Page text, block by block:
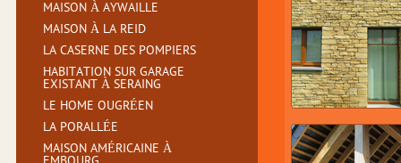
MAISON À AYWAILLE
MAISON À LA REID
LA CASERNE DES POMPIERS
HABITATION SUR GARAGE
EXISTANT À SERAING
LE HOME OUGRÉEN
LA PORALLÉE
MAISON AMÉRICAINE À